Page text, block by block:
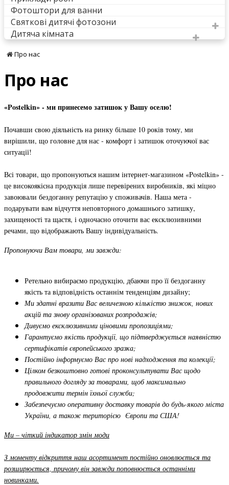
Фотоштори для ванни
Святкові дитячі фотозони
Дитяча кімната
Про нас
Про нас
«Postelkin» - ми принесемо затишок у Вашу оселю!
Почавши свою діяльність на ринку більше 10 років тому, ми
вирішили, що головне для нас - комфорт і затишок оточуючої вас
ситуації!
Всі товари, що пропонуються нашим інтернет-магазином «Postelkin» -
це високоякісна продукція лише перевірених виробників, які міцно
завоювали бездоганну репутацію у споживачів. Наша мета -
подарувати вам відчуття неповторного домашнього затишку,
захищеності та щастя, і одночасно оточити вас ексклюзивними
речами, що відображають Вашу індивідуальність.
Пропонуючи Вам товари, ми завжди:
Ретельно вибираємо продукцію, дбаючи про її бездоганну
якість та відповідність останнім тенденціям дизайну;
Ми здатні вразити Вас величезною кількістю знижок, нових
акцій та знову організованих розпродажів;
Дивуємо ексклюзивними ціновими пропозиціями;
Гарантуємо якість продукції, що підтверджується наявністю
сертифікатів європейського зразка;
Постійно інформуємо Вас про нові надходження та колекції;
Цілком безкоштовно готові проконсультувати Вас щодо
правильного догляду за товарами, щоб максимально
продовжити термін їхньої служби;
Забезпечуємо оперативну доставку товарів до будь-якого міста
України, а також територією Європи та США!
Ми – чіткий індикатор змін моди
З моменту відкриття наш асортимент постійно оновлюється та
розширюється, причому він завжди поповнюється останніми
новинками.